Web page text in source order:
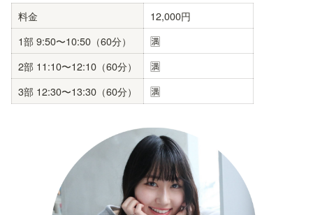
料金
12,000円
1部 9:50〜10:50（60分）
🈵
2部 11:10〜12:10（60分）
🈵
3部 12:30〜13:30（60分）
🈵